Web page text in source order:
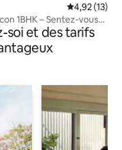
Évaluation
4,92 (13)
1BHK – Sentez-vous
soi et des tarifs